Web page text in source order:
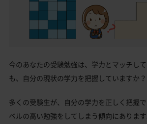
今のあなたの受験勉強は、学力とマッチし
も、自分の現状の学力を把握していますか？
多くの受験生が、自分の学力を正しく把握
ベルの高い勉強をしてしまう傾向にありま